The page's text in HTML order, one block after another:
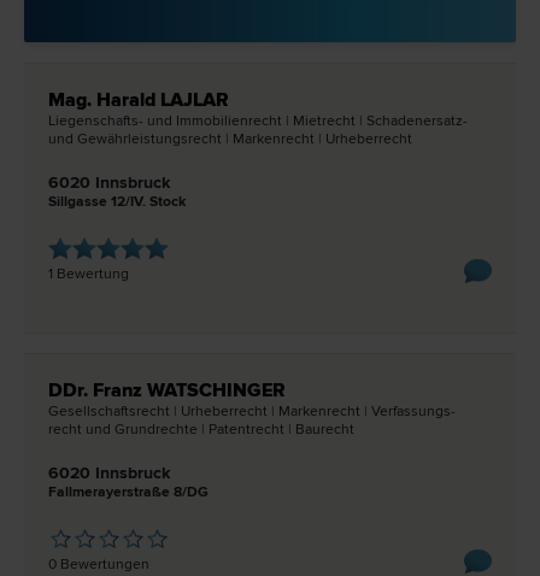
Mag. Harald LAJLAR
Liegenschafts- und Immobilien­recht | Miet­recht | Schadenersatz-
und Gewährleistungs­recht | Marken­recht | Urheber­recht
6020 Innsbruck
Sillgasse 12/IV. Stock
1 Bewertung
DDr. Franz WATSCHINGER
Gesellschafts­recht | Urheber­recht | Marken­recht | Verfassungs­
recht und Grund­rechte | Patent­recht | Bau­recht
6020 Innsbruck
Fallmerayerstraße 8/DG
0 Bewertungen